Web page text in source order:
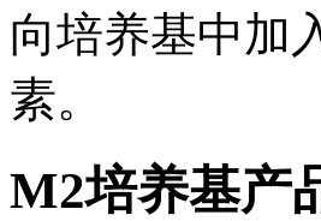
向培养基中加
素。
M2培养基产